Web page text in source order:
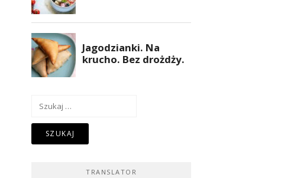
Szukaj:
TRANSLATOR